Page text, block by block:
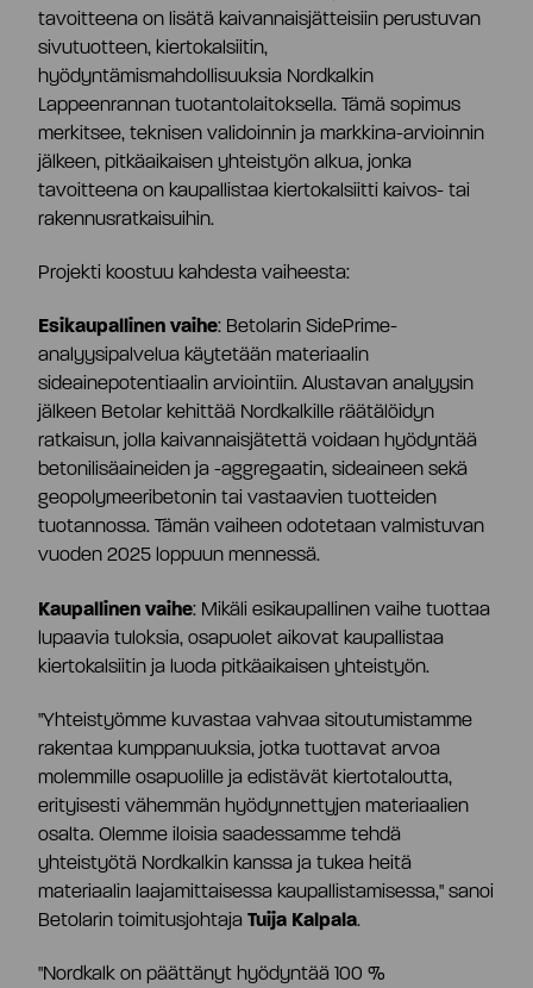
Teknologia
Riskit ja epävarmuustekijät
Omistajat
Johdon liiketoimet
Hallituksen valtuutukset
Analyytikot ja suositukset
Yhtiöjärjestys
Yhtiökokous
Osakkeenomistajien nimitystoimikunta
Toimitusjohtaja ja johtoryhmä
Palkitseminen
Riskienhallinta
Sisäpiirihallinto
Tiedonantopolitiikka
Tilintarkastaja
Hyväksytty neuvonantaja
tavoitteena on lisätä kaivannaisjätteisiin perustuvan
sivutuotteen, kiertokalsiitin,
hyödyntämismahdollisuuksia Nordkalkin
Lappeenrannan tuotantolaitoksella. Tämä sopimus
merkitsee, teknisen validoinnin ja markkina-arvioinnin
jälkeen, pitkäaikaisen yhteistyön alkua, jonka
tavoitteena on kaupallistaa kiertokalsiitti kaivos- tai
rakennusratkaisuihin.
Projekti koostuu kahdesta vaiheesta:
Esikaupallinen vaihe: Betolarin SidePrime-
analyysipalvelua käytetään materiaalin
sideainepotentiaalin arviointiin. Alustavan analyysin
jälkeen Betolar kehittää Nordkalkille räätälöidyn
ratkaisun, jolla kaivannaisjätettä voidaan hyödyntää
betonilisäaineiden ja -aggregaatin, sideaineen sekä
geopolymeeribetonin tai vastaavien tuotteiden
tuotannossa. Tämän vaiheen odotetaan valmistuvan
vuoden 2025 loppuun mennessä.
Kaupallinen vaihe: Mikäli esikaupallinen vaihe tuottaa
lupaavia tuloksia, osapuolet aikovat kaupallistaa
kiertokalsiitin ja luoda pitkäaikaisen yhteistyön.
"Yhteistyömme kuvastaa vahvaa sitoutumistamme
rakentaa kumppanuuksia, jotka tuottavat arvoa
molemmille osapuolille ja edistävät kiertotaloutta,
erityisesti vähemmän hyödynnettyjen materiaalien
osalta. Olemme iloisia saadessamme tehdä
yhteistyötä Nordkalkin kanssa ja tukea heitä
materiaalin laajamittaisessa kaupallistamisessa," sanoi
Betolarin toimitusjohtajaTuija Kalpala.
"Nordkalk on päättänyt hyödyntää 100 %